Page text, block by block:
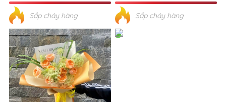
Sắp cháy hàng Sắp cháy hàng